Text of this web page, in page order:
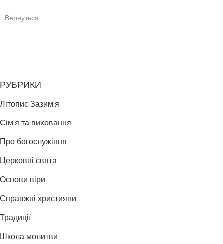
Вернуться
РУБРИКИ
Літопис Зазим'я
Сім'я та виховання
Про богослужіння
Церковні свята
Основи віри
Справжні християни
Традиції
Школа молитви